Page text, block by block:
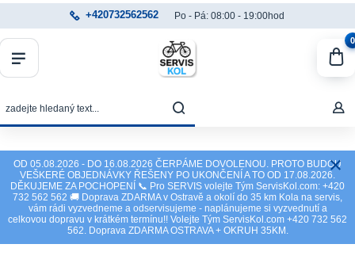
OD 05.08.2026 - DO 16.08.2026 ČERPÁME DOVOLENOU. PROTO BUDOU
VEŠKERÉ OBJEDNÁVKY ŘEŠENY PO UKONČENÍ A TO OD 17.08.2026.
DĚKUJEME ZA POCHOPENÍ 📞 Pro SERVIS volejte Tým ServisKol.com: +420
732 562 562 🚚 Doprava ZDARMA v Ostravě a okolí do 35 km Kola na servis,
vám rádi vyzvedneme a odservisujeme - naplánujeme si vyzvednutí a
celkovou dopravu v krátkém termínu!! Volejte Tým ServisKol.com +420 732 562
562. Doprava ZDARMA OSTRAVA + OKRUH 35KM.
+420732562562 Po - Pá: 08:00 - 19:00hod
0